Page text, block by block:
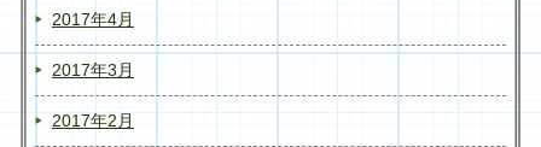
2017年4月
2017年3月
2017年2月